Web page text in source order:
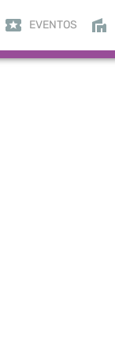
EVENTOS